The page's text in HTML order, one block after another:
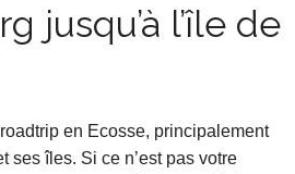
jusqu’à l’île de
en Ecosse, principalement
ses îles. Si ce n’est pas votre